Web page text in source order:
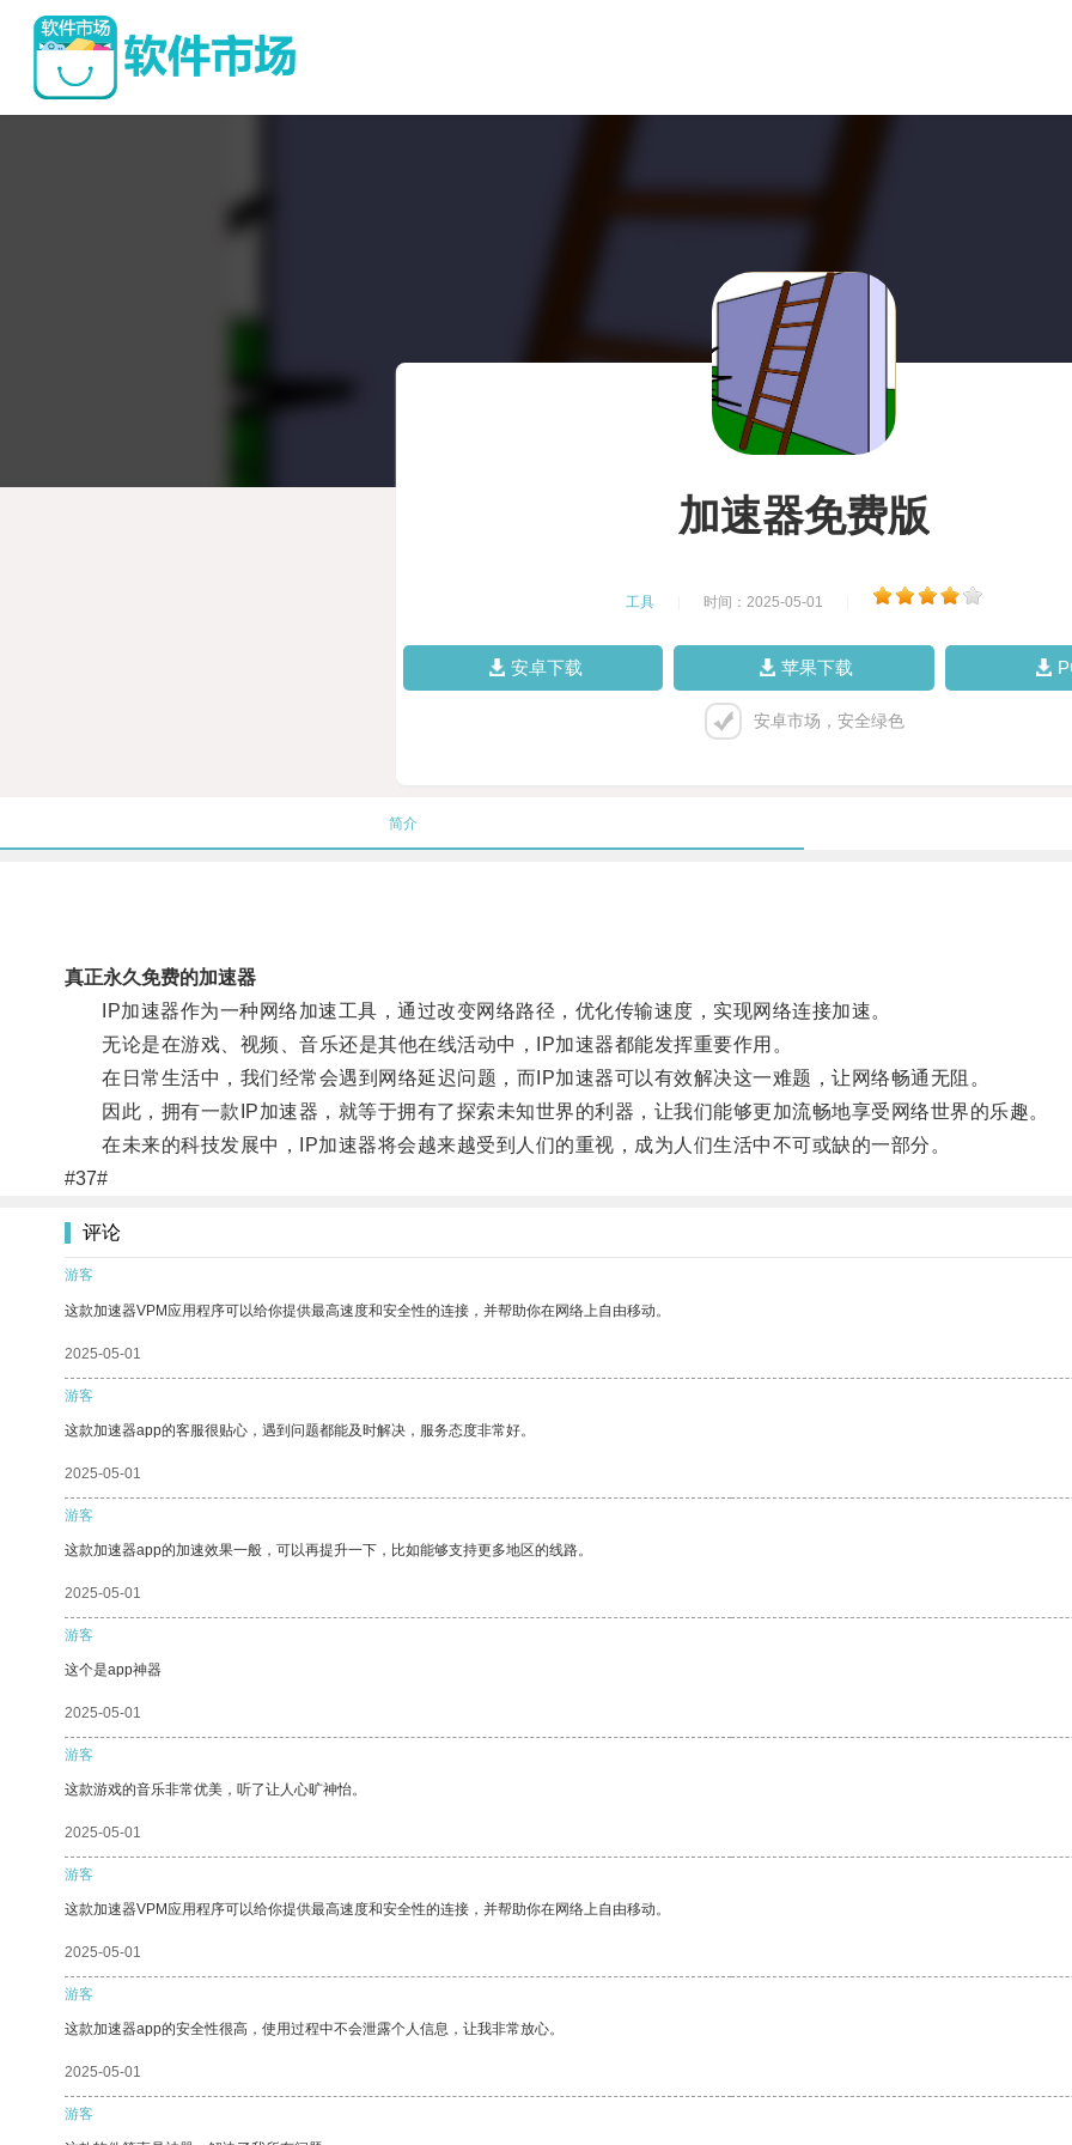
加速器免费版
工具 时间：2025-05-01
安卓下载 苹果下载
安卓市场，安全绿色
简介
真正永久免费的加速器
IP加速器作为一种网络加速工具，通过改变网络路径，优化传输速度，实现网络连接加速。
无论是在游戏、视频、音乐还是其他在线活动中，IP加速器都能发挥重要作用。
在日常生活中，我们经常会遇到网络延迟问题，而IP加速器可以有效解决这一难题，让网络畅通无阻。
因此，拥有一款IP加速器，就等于拥有了探索未知世界的利器，让我们能够更加流畅地享受网络世界的乐趣。
在未来的科技发展中，IP加速器将会越来越受到人们的重视，成为人们生活中不可或缺的一部分。
#37#
评论
游客
这款加速器VPM应用程序可以给你提供最高速度和安全性的连接，并帮助你在网络上自由移动。
2025-05-01
游客
这款加速器app的客服很贴心，遇到问题都能及时解决，服务态度非常好。
2025-05-01
游客
这款加速器app的加速效果一般，可以再提升一下，比如能够支持更多地区的线路。
2025-05-01
游客
这个是app神器
2025-05-01
游客
这款游戏的音乐非常优美，听了让人心旷神怡。
2025-05-01
游客
这款加速器VPM应用程序可以给你提供最高速度和安全性的连接，并帮助你在网络上自由移动。
2025-05-01
游客
这款加速器app的安全性很高，使用过程中不会泄露个人信息，让我非常放心。
2025-05-01
游客